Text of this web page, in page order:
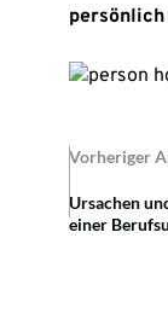
persönlich
Vorheriger
Ursachen
einer